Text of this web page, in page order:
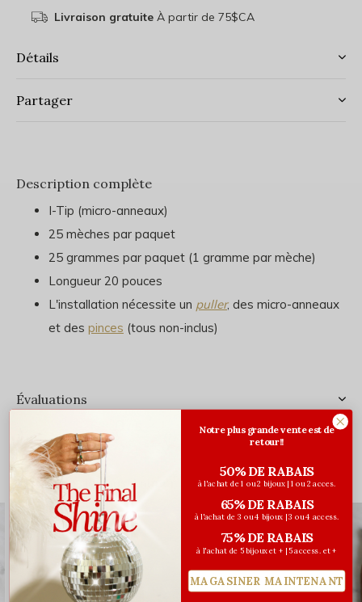
Livraison gratuiteÀ partir de 75$CA
Détails
Partager
Description complète
I-Tip (micro-anneaux)
25 mèches par paquet
25 grammes par paquet (1 gramme par mèche)
Longueur 20 pouces
L'installation nécessite un puller, des micro-anneaux
et des pinces (tous non-inclus)
Évaluations
Vous pourriez aussi aimer...
Notre plus grande vente est de
retour!!
50% DE RABAIS
à l'achat de 1 ou 2 bijoux | 1 ou 2 acces.
65% DE RABAIS
à l'achat de 3 ou 4 bijoux | 3 ou 4 access.
75% DE RABAIS
à l'achat de 5 bijoux et + | 5 access. et +
MAGASINER MAINTENANT